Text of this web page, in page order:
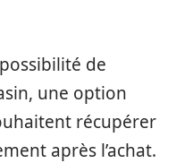
de
une option
récupérer
après l’achat.